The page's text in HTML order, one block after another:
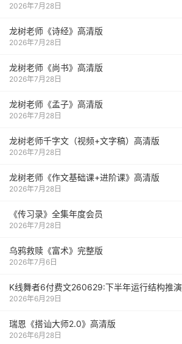
2026年7月28日
龙树老师《诗经》高清版
2026年7月28日
龙树老师《尚书》高清版
2026年7月28日
龙树老师《孟子》高清版
2026年7月28日
龙树老师千字文（视频+文字稿）高清版
2026年7月28日
龙树老师《作文基础课+进阶课》高清版
2026年7月28日
《传习录》全集年度会员
2026年7月28日
乌鸦救赎《富术》完整版
2026年7月6日
K线舞者6付费文260629:下半年运行结构推演
2026年6月29日
瑞恩《搭讪大师2.0》高清版
2026年6月28日